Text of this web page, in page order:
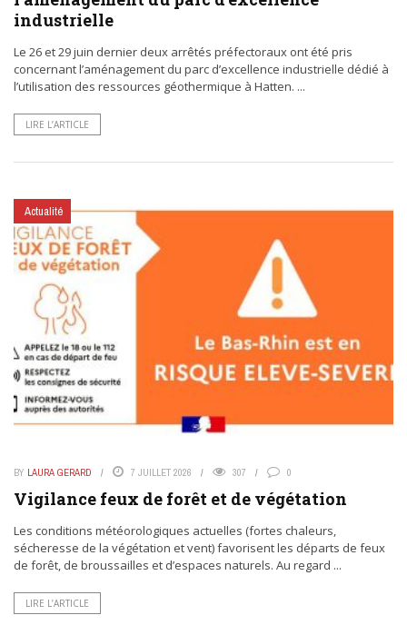
industrielle
Le 26 et 29 juin dernier deux arrêtés préfectoraux ont été pris
concernant l’aménagement du parc d’excellence industrielle dédié à
l’utilisation des ressources géothermique à Hatten. ...
LIRE L’ARTICLE
Actualité
BY LAURA GERARD 7 JUILLET 2026 307 0
Vigilance feux de forêt et de végétation
Les conditions météorologiques actuelles (fortes chaleurs,
sécheresse de la végétation et vent) favorisent les départs de feux
de forêt, de broussailles et d’espaces naturels. Au regard ...
LIRE L’ARTICLE